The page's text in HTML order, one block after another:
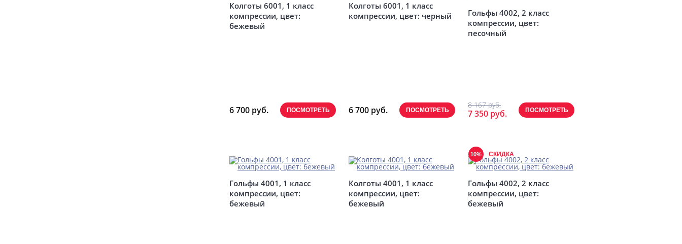
Колготы 6001, 1 класс
компрессии, цвет:
бежевый
6 700 руб. ПОСМОТРЕТЬ
Колготы 6001, 1 класс
компрессии, цвет: черный
6 700 руб. ПОСМОТРЕТЬ
Гольфы 4002, 2 класс
компрессии, цвет:
песочный
8 167 руб.
7 350 руб. ПОСМОТРЕТЬ
Гольфы 4001, 1 класс
компрессии, цвет:
бежевый
Колготы 4001, 1 класс
компрессии, цвет:
бежевый
10% СКИДКА
Гольфы 4002, 2 класс
компрессии, цвет:
бежевый